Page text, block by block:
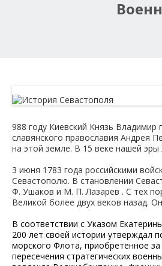
988 году Киевский Князь
славянского православия Андрея
на этой земле. В 15 веке нашей
3 июня 1783 года российскими
Севастополю. В становлении
Ф. Ушаков и М. П. Лазарев . С тех
Великой более двух веков назад.
В соответствии с Указом
200 лет своей истории утверждал
морского Флота, приобретенное
пересечения стратегических